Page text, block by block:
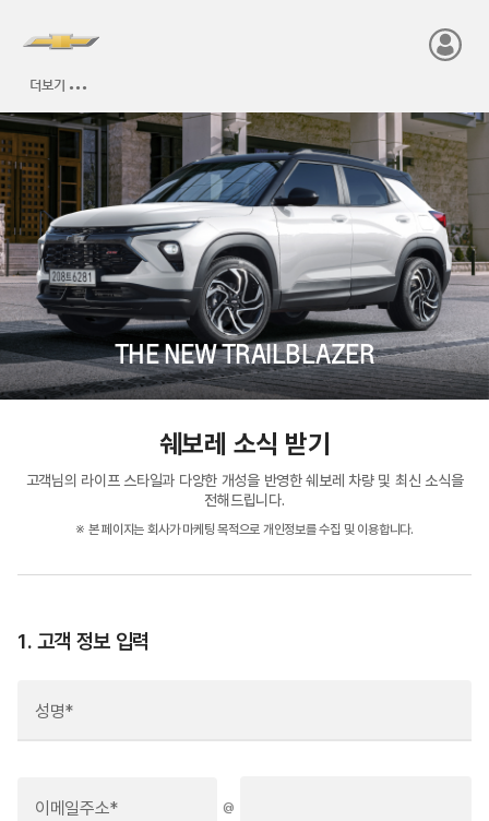
THE NEW TRAILBLAZER
쉐보레 소식 받기
고객님의 라이프 스타일과 다양한 개성을 반영한 쉐보레 차량 및 최신 소식을
전해드립니다.
※ 본 페이지는 회사가 마케팅 목적으로 개인정보를 수집 및 이용합니다.
1. 고객 정보 입력
성명*
이메일주소* @